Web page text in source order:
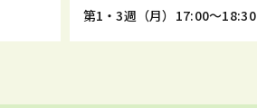
第1・3週（月）17:00～18:30